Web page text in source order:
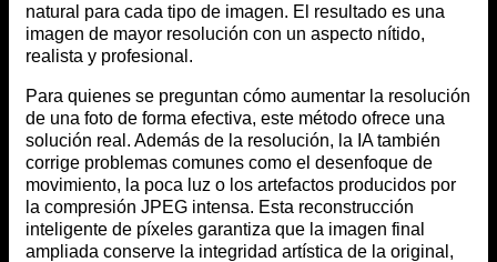
natural para cada tipo de imagen. El resultado es una
imagen de mayor resolución con un aspecto nítido,
realista y profesional.
Para quienes se preguntan cómo aumentar la resolución
de una foto de forma efectiva, este método ofrece una
solución real. Además de la resolución, la IA también
corrige problemas comunes como el desenfoque de
movimiento, la poca luz o los artefactos producidos por
la compresión JPEG intensa. Esta reconstrucción
inteligente de píxeles garantiza que la imagen final
ampliada conserve la integridad artística de la original,